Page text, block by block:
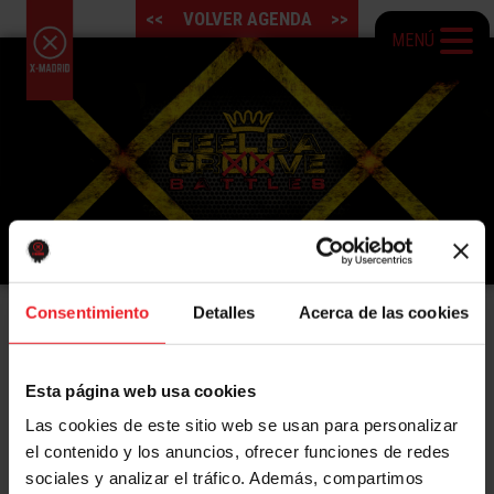
Consentimiento Detalles Acerca de las cookies
Esta página web usa cookies
Las cookies de este sitio web se usan para personalizar
el contenido y los anuncios, ofrecer funciones de redes
sociales y analizar el tráfico. Además, compartimos
MENÚ
<< VOLVER AGENDA >>
BATALLAS FEEL DA GROOVE 2024
Vuelven a ❌​ lasBATTLES FDG 2024
lasBATALLAS FEEL DA GROOVE 2024.Elevento
donde se reunirán freestylers urbanos de toda España